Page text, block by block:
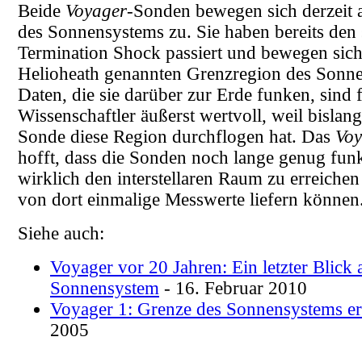
Beide Voyager-Sonden bewegen sich derzeit
des Sonnensystems zu. Sie haben bereits den
Termination Shock passiert und bewegen
Helioheath genannten Grenzregion des
Daten, die sie darüber zur Erde funken, sind
Wissenschaftler äußerst wertvoll, weil
Sonde diese Region durchflogen hat. Das
hofft, dass die Sonden noch lange genug
wirklich den interstellaren Raum zu
von dort einmalige Messwerte liefern
Siehe auch:
Voyager vor 20 Jahren: Ein letzter Blick
Sonnensystem - 16. Februar 2010
Voyager 1: Grenze des Sonnensystems
2005